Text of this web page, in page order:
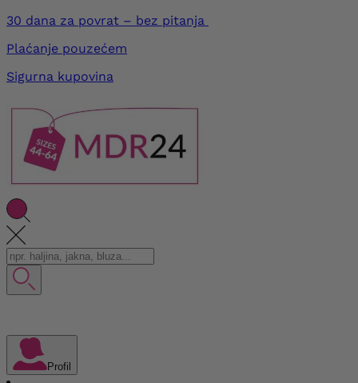
30 dana za povrat – bez pitanja
Plaćanje pouzećem
Sigurna kupovina
Profil